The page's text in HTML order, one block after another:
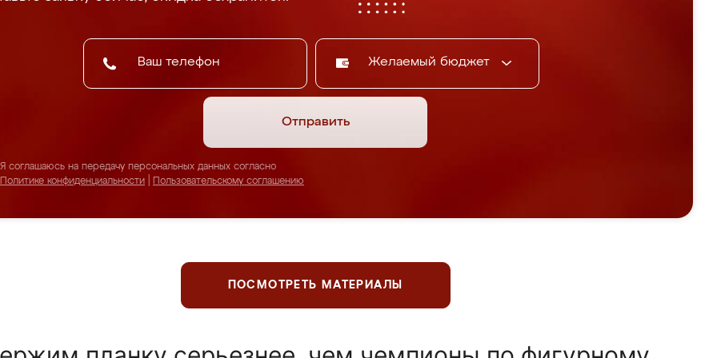
Желаемый бюджет
Отправить
Я соглашаюсь на передачу персональных данных согласно
Политике конфиденциальности
Пользовательскому соглашению
ПОСМОТРЕТЬ МАТЕРИАЛЫ